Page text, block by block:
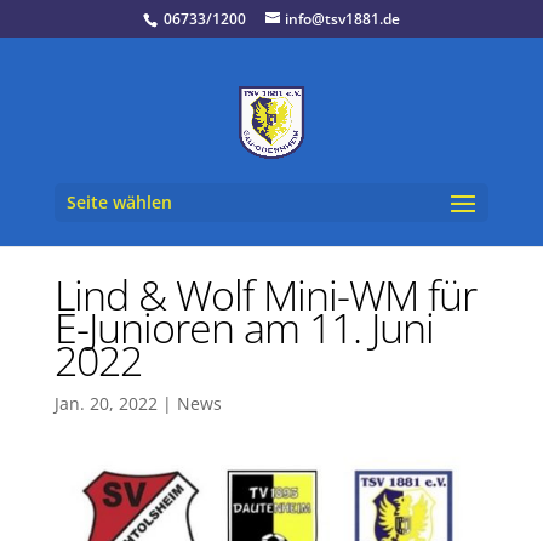
06733/1200 info@tsv1881.de
Seite wählen
Lind & Wolf Mini-WM für
E-Junioren am 11. Juni
2022
Jan. 20, 2022| News